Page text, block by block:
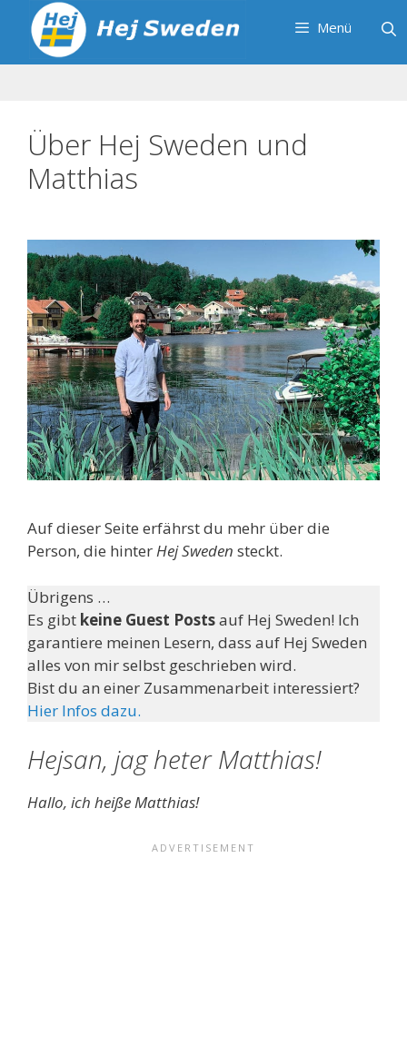
Inhalt
springen
Menü
Über Hej Sweden und
Matthias
Auf dieser Seite erfährst du mehr über die
Person, die hinterHej Sweden steckt.
Übrigens …
Es gibt keine Guest Postsauf Hej Sweden! Ich
garantiere meinen Lesern, dass auf Hej Sweden
alles von mir selbst geschrieben wird.
Bist du an einer Zusammenarbeit interessiert?
Hier Infos dazu.
Hejsan, jag heter Matthias!
Hallo, ich heiße Matthias!